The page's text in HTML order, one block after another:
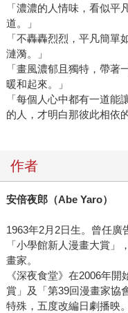
「濃濃的人情味，看似
道。」
「不轟轟烈烈，平凡簡
漣漪。」
「畫風濃郁且獨特，帶
暖和起來。」
「每個人心中都有一道
的人，才明白那彼此相依
作者
安倍夜郎（Abe Yaro）
1963年2月2日生。曾任廣
「小學館新人漫畫大賞
畫家。
《深夜食堂》在2006年
賞」及「第39回漫畫家協
特殊，五度改編日劇播映